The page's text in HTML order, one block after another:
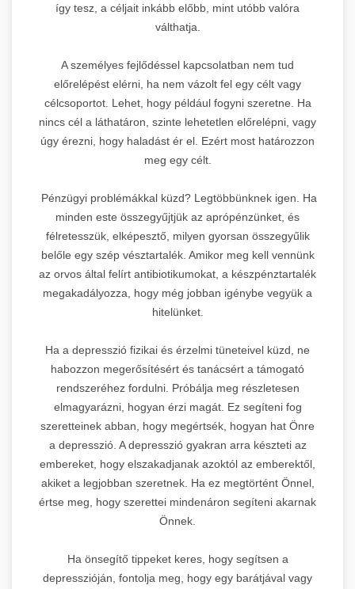
így tesz, a céljait inkább előbb, mint utóbb valóra
válthatja.
A személyes fejlődéssel kapcsolatban nem tud
előrelépést elérni, ha nem vázolt fel egy célt vagy
célcsoportot. Lehet, hogy például fogyni szeretne. Ha
nincs cél a láthatáron, szinte lehetetlen előrelépni, vagy
úgy érezni, hogy haladást ér el. Ezért most határozzon
meg egy célt.
Pénzügyi problémákkal küzd? Legtöbbünknek igen. Ha
minden este összegyűjtjük az aprópénzünket, és
félretesszük, elképesztő, milyen gyorsan összegyűlik
belőle egy szép vésztartalék. Amikor meg kell vennünk
az orvos által felírt antibiotikumokat, a készpénztartalék
megakadályozza, hogy még jobban igénybe vegyük a
hitelünket.
Ha a depresszió fizikai és érzelmi tüneteivel küzd, ne
habozzon megerősítésért és tanácsért a támogató
rendszeréhez fordulni. Próbálja meg részletesen
elmagyarázni, hogyan érzi magát. Ez segíteni fog
szeretteinek abban, hogy megértsék, hogyan hat Önre
a depresszió. A depresszió gyakran arra készteti az
embereket, hogy elszakadjanak azoktól az emberektől,
akiket a legjobban szeretnek. Ha ez megtörtént Önnel,
értse meg, hogy szerettei mindenáron segíteni akarnak
Önnek.
Ha önsegítő tippeket keres, hogy segítsen a
depresszióján, fontolja meg, hogy egy barátjával vagy